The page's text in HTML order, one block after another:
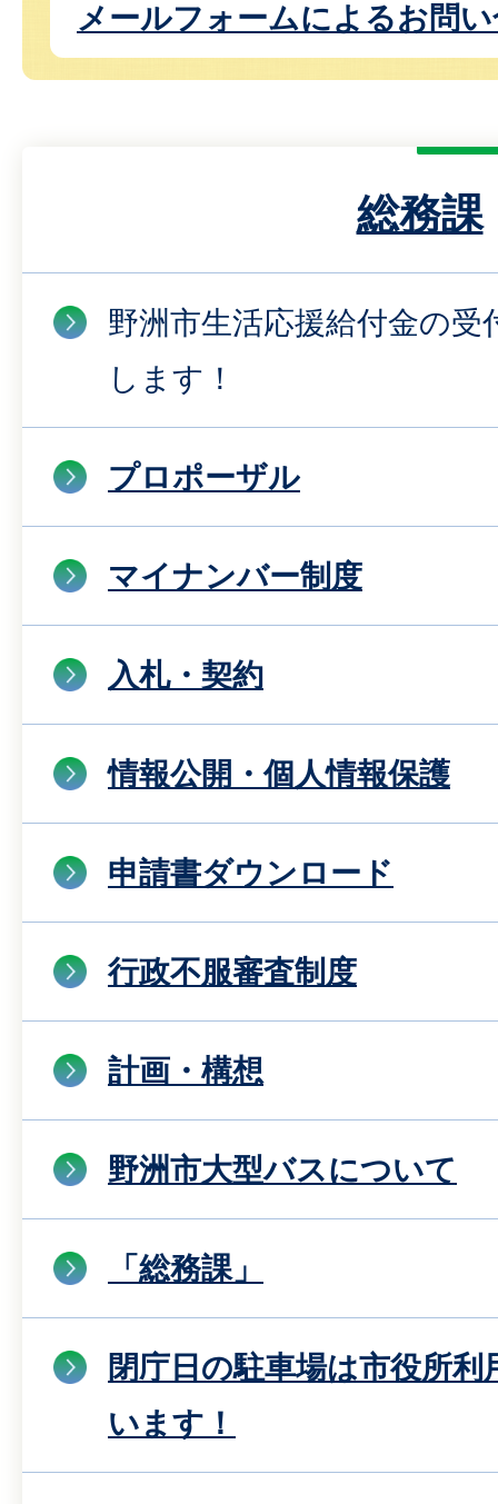
メールフォームによるお問
総務課
野洲市生活応援給付金の
します！
プロポーザル
マイナンバー制度
入札・契約
情報公開・個人情報保護
申請書ダウンロード
行政不服審査制度
計画・構想
野洲市大型バスについて
「総務課」
閉庁日の駐車場は市役所
います！